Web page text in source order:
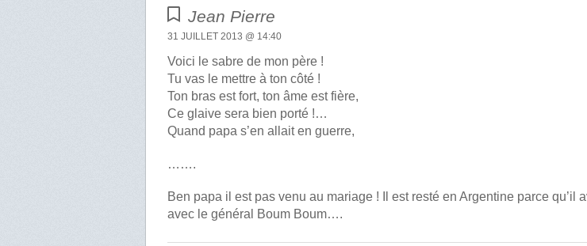
Jean Pierre
31 JUILLET 2013 @ 14:40
Voici le sabre de mon père !
Tu vas le mettre à ton côté !
Ton bras est fort, ton âme est fière,
Ce glaive sera bien porté !…
Quand papa s’en allait en guerre,
…….
Ben papa il est pas venu au mariage ! Il est resté en Argentine parce qu’il
avec le général Boum Boum….